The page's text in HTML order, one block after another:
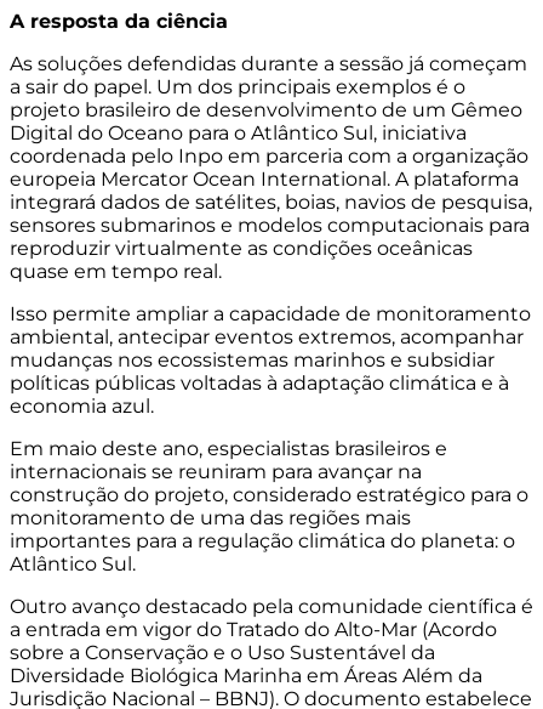
A resposta da ciência
As soluções defendidas durante a sessão já começam
a sair do papel. Um dos principais exemplos é o
projeto brasileiro de desenvolvimento de um Gêmeo
Digital do Oceano para o Atlântico Sul, iniciativa
coordenada pelo Inpo em parceria com a organização
europeia Mercator Ocean International. A plataforma
integrará dados de satélites, boias, navios de pesquisa,
sensores submarinos e modelos computacionais para
reproduzir virtualmente as condições oceânicas
quase em tempo real.
Isso permite ampliar a capacidade de monitoramento
ambiental, antecipar eventos extremos, acompanhar
mudanças nos ecossistemas marinhos e subsidiar
políticas públicas voltadas à adaptação climática e à
economia azul.
Em maio deste ano, especialistas brasileiros e
internacionais se reuniram para avançar na
construção do projeto, considerado estratégico para o
monitoramento de uma das regiões mais
importantes para a regulação climática do planeta: o
Atlântico Sul.
Outro avanço destacado pela comunidade científica é
a entrada em vigor do Tratado do Alto-Mar (Acordo
sobre a Conservação e o Uso Sustentável da
Diversidade Biológica Marinha em Áreas Além da
Jurisdição Nacional – BBNJ). O documento estabelece